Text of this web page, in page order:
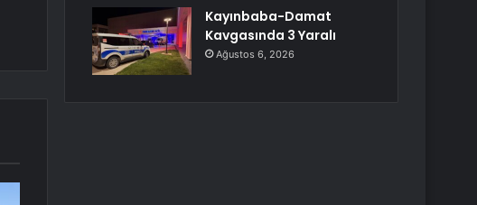
Kayınbaba-Damat
Kavgasında 3 Yaralı
Ağustos 6, 2026